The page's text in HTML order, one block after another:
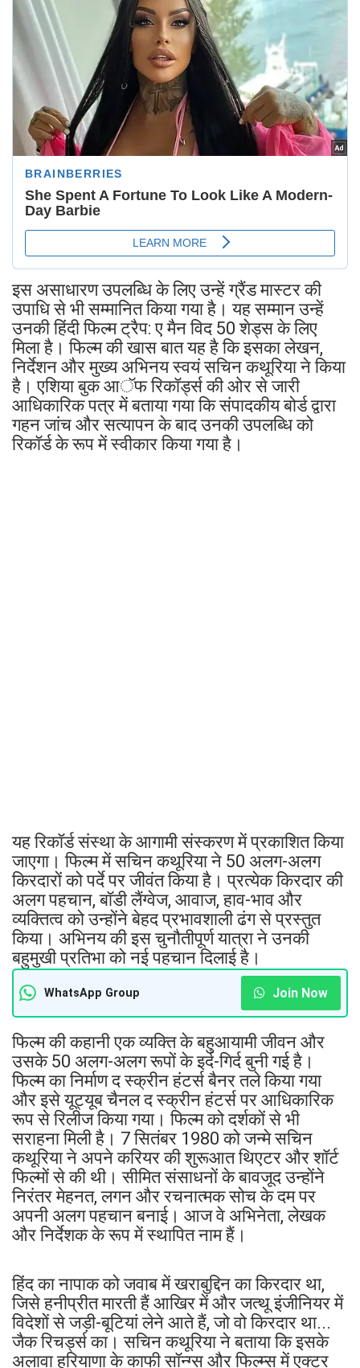
इस असाधारण उपलब्धि के लिए उन्हें ग्रैंड मास्टर की
उपाधि से भी सम्मानित किया गया है। यह सम्मान उन्हें
उनकी हिंदी फिल्म ट्रैप: ए मैन विद 50 शेड्स के लिए
मिला है। फिल्म की खास बात यह है कि इसका लेखन,
निर्देशन और मुख्य अभिनय स्वयं सचिन कथूरिया ने किया
है। एशिया बुक आॅफ रिकॉर्ड्स की ओर से जारी
आधिकारिक पत्र में बताया गया कि संपादकीय बोर्ड द्वारा
गहन जांच और सत्यापन के बाद उनकी उपलब्धि को
रिकॉर्ड के रूप में स्वीकार किया गया है।
यह रिकॉर्ड संस्था के आगामी संस्करण में प्रकाशित किया
जाएगा। फिल्म में सचिन कथूरिया ने 50 अलग-अलग
किरदारों को पर्दे पर जीवंत किया है। प्रत्येक किरदार की
अलग पहचान, बॉडी लैंग्वेज, आवाज, हाव-भाव और
व्यक्तित्व को उन्होंने बेहद प्रभावशाली ढंग से प्रस्तुत
किया। अभिनय की इस चुनौतीपूर्ण यात्रा ने उनकी
बहुमुखी प्रतिभा को नई पहचान दिलाई है।
WhatsApp Group Join Now
फिल्म की कहानी एक व्यक्ति के बहुआयामी जीवन और
उसके 50 अलग-अलग रूपों के इर्द-गिर्द बुनी गई है।
फिल्म का निर्माण द स्क्रीन हंटर्स बैनर तले किया गया
और इसे यूट्यूब चैनल द स्क्रीन हंटर्स पर आधिकारिक
रूप से रिलीज किया गया। फिल्म को दर्शकों से भी
सराहना मिली है। 7 सितंबर 1980 को जन्मे सचिन
कथूरिया ने अपने करियर की शुरूआत थिएटर और शॉर्ट
फिल्मों से की थी। सीमित संसाधनों के बावजूद उन्होंने
निरंतर मेहनत, लगन और रचनात्मक सोच के दम पर
अपनी अलग पहचान बनाई। आज वे अभिनेता, लेखक
और निर्देशक के रूप में स्थापित नाम हैं।
हिंद का नापाक को जवाब में खराबुद्दिन का किरदार था,
जिसे हनीप्रीत मारती हैं आखिर में और जत्थू इंजीनियर में
विदेशों से जड़ी-बूटियां लेने आते हैं, जो वो किरदार था...
जैक रिचर्ड्स का। सचिन कथूरिया ने बताया कि इसके
अलावा हरियाणा के काफी सॉन्ग्स और फिल्म्स में एक्टर